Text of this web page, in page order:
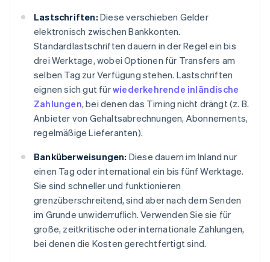
Lastschriften: Diese verschieben Gelder
elektronisch zwischen Bankkonten.
Standardlastschriften dauern in der Regel ein bis
drei Werktage, wobei Optionen für Transfers am
selben Tag zur Verfügung stehen. Lastschriften
eignen sich gut fürwiederkehrende inländische
Zahlungen, bei denen das Timing nicht drängt (z. B.
Anbieter von Gehaltsabrechnungen, Abonnements,
regelmäßige Lieferanten).
Banküberweisungen: Diese dauern im Inland nur
einen Tag oder international ein bis fünf Werktage.
Sie sind schneller und funktionieren
grenzüberschreitend, sind aber nach dem Senden
im Grunde unwiderruflich. Verwenden Sie sie für
große, zeitkritische oder internationale Zahlungen,
bei denen die Kosten gerechtfertigt sind.